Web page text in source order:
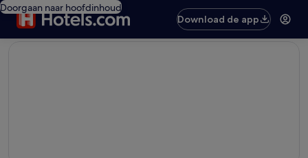
Doorgaan naar hoofdinhoud
Download de app